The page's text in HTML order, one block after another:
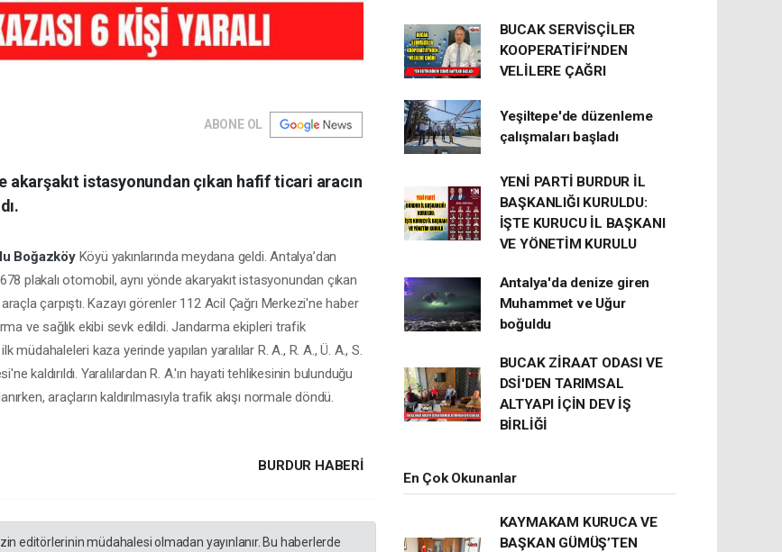
ABONE OL
istasyonundan çıkan hafif ticari aracın
Boğazköy Köyü yakınlarında meydana geldi. Antalya’dan
plakalı otomobil, aynı yönde akaryakıt istasyonundan çıkan
çarpıştı. Kazayı görenler 112 Acil Çağrı Merkezi'ne haber
ve sağlık ekibi sevk edildi. Jandarma ekipleri trafik
müdahaleleri kaza yerinde yapılan yaralılar R. A., R. A., Ü. A., S.
kaldırıldı. Yaralılardan R. A.'ın hayati tehlikesinin bulunduğu
araçların kaldırılmasıyla trafik akışı normale döndü.
BURDUR HABERİ
editörlerinin müdahalesi olmadan yayınlanır. Bu haberlerde
BUCAK SERVİSÇİLER
KOOPERATİFİ’NDEN
VELİLERE ÇAĞRI
Yeşiltepe'de düzenleme
çalışmaları başladı
YENİ PARTİ BURDUR İL
BAŞKANLIĞI KURULDU:
İŞTE KURUCU İL BAŞKANI
VE YÖNETİM KURULU
Antalya'da denize giren
Muhammet ve Uğur
boğuldu
BUCAK ZİRAAT ODASI VE
DSİ'DEN TARIMSAL
ALTYAPI İÇİN DEV İŞ
BİRLİĞİ
En Çok Okunanlar
KAYMAKAM KURUCA VE
BAŞKAN GÜMÜŞ’TEN